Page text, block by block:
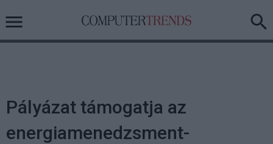
Pályázat támogatja az
energiamenedzsment-